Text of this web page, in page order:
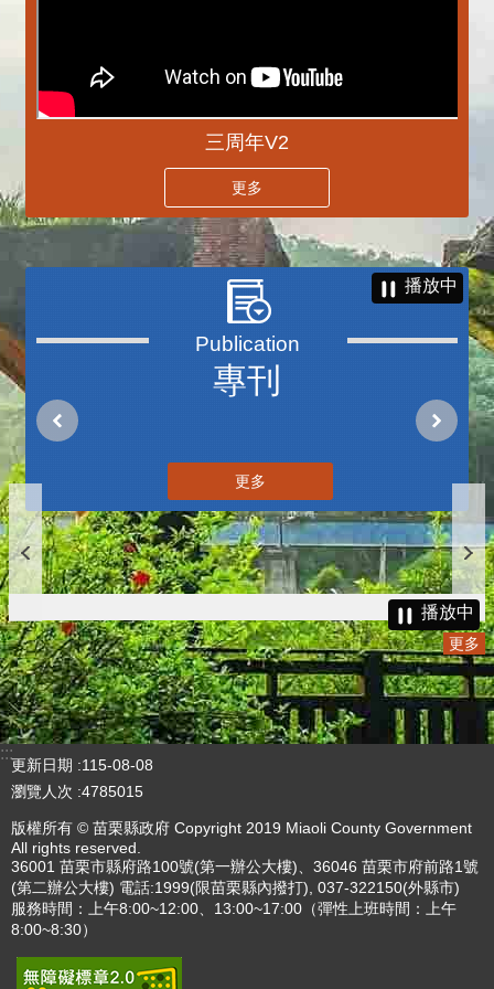
三周年V2
更多
專刊
播放中
更多
播放中
更多
:::
更新日期
115-08-08
瀏覽人次 4785015
版權所有 © 苗栗縣政府 Copyright 2019 Miaoli County Government
All rights reserved.
36001 苗栗市縣府路100號(第一辦公大樓)、36046 苗栗市府前路1號
(第二辦公大樓) 電話:1999(限苗栗縣內撥打), 037-322150(外縣市)
服務時間：上午8:00~12:00、13:00~17:00（彈性上班時間：上午
8:00~8:30）